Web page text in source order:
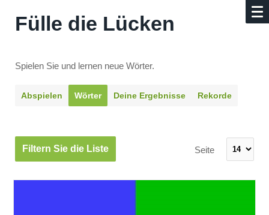
Fülle die Lücken
Spielen Sie und lernen neue Wörter.
Abspielen Wörter Deine Ergebnisse Rekorde
Filtern Sie die Liste Seite